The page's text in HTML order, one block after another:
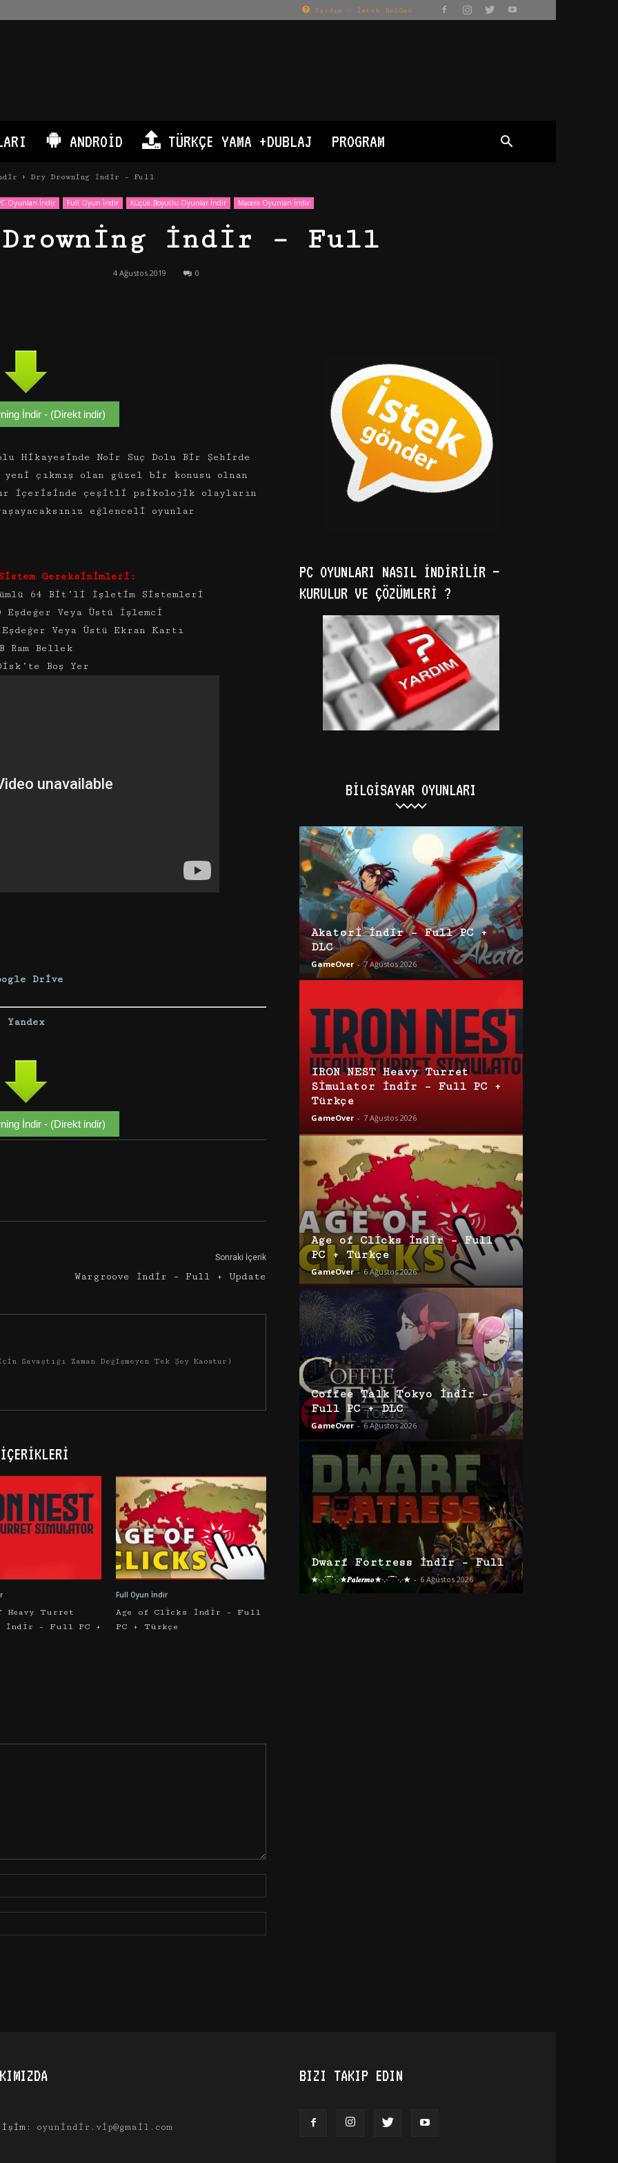
Yardım – İstek Bölümü
ANDROID TÜRKÇE YAMA +DUBLAJ PROGRAM
Dry Drowning İndir – Full
Oyunları İndir Full Oyun İndir Küçük Boyutlu Oyunlar İndir Macera Oyunları İndir
İndir – Full
4 Ağustos 2019 0
İndir - (Direkt indir)
Hikayesinde Noir Suç Dolu Bir Şehirde
yeni çıkmış olan güzel bir konusu olnan
içerisinde çeşitli psikolojik olayların
eğlenceli oyunlar
Gereksinimleri:
64 Bit’li İşletim Sistemleri
Veya Üstü İşlemci
Veya Üstü Ekran Kartı
Ram Bellek
Boş Yer
Drive
Yandex
İndir - (Direkt indir)
Sonraki İçerik
Wargroove İndir – Full + Update
Savaştığı Zaman Değişmeyen Tek Şey Kaostur)
Heavy Turret
İndir – Full PC +
Full Oyun İndir
Age of Clicks İndir – Full
PC + Türkçe
PC OYUNLARI NASIL İNDIRILIR –
KURULUR VE ÇÖZÜMLERI ?
BILGISAYAR OYUNLARI
Akatori İndir – Full PC +
DLC
GameOver - 7 Ağustos 2026
IRON NEST Heavy Turret
Simulator İndir – Full PC +
Türkçe
GameOver - 7 Ağustos 2026
Age of Clicks İndir – Full
PC + Türkçe
GameOver - 6 Ağustos 2026
Coffee Talk Tokyo İndir –
Full PC + DLC
GameOver - 6 Ağustos 2026
Dwarf Fortress İndir – Full
★·.·´¯`·.·★𝑷𝒂𝒍𝒆𝒓𝒎𝒐★·.·´¯`·.·★ - 6 Ağustos 2026
oyunindir.vip@gmail.com
BIZI TAKIP EDIN